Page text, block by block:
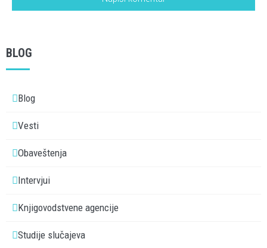
BLOG
Blog
Vesti
Obaveštenja
Intervjui
Knjigovodstvene agencije
Studije slučajeva